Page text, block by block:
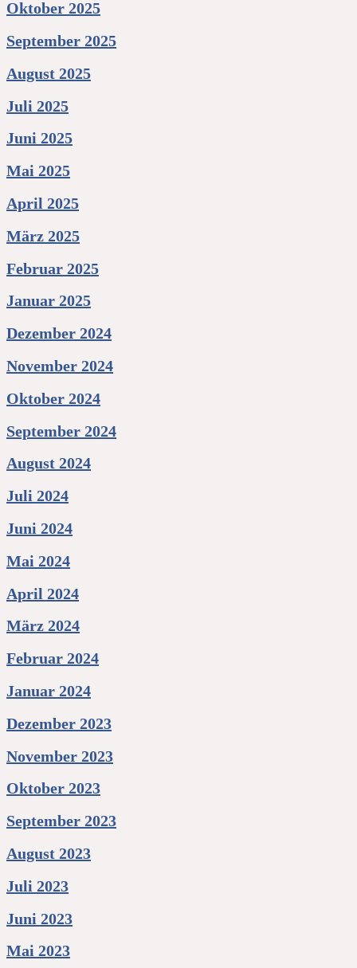
Oktober 2025
September 2025
August 2025
Juli 2025
Juni 2025
Mai 2025
April 2025
März 2025
Februar 2025
Januar 2025
Dezember 2024
November 2024
Oktober 2024
September 2024
August 2024
Juli 2024
Juni 2024
Mai 2024
April 2024
März 2024
Februar 2024
Januar 2024
Dezember 2023
November 2023
Oktober 2023
September 2023
August 2023
Juli 2023
Juni 2023
Mai 2023